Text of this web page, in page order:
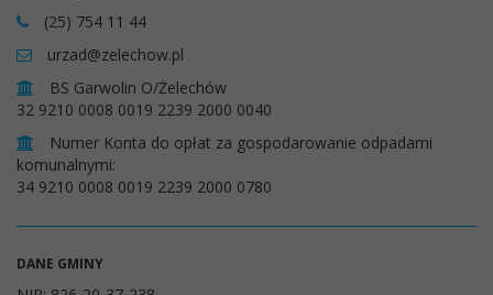
(25) 754 11 44
urzad@zelechow.pl
BS Garwolin O/Żelechów
32 9210 0008 0019 2239 2000 0040
Numer Konta do opłat za gospodarowanie odpadami
komunalnymi:
34 9210 0008 0019 2239 2000 0780
DANE GMINY